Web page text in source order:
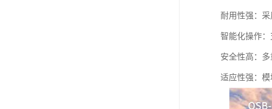
耐用性强：
智能化操作：
安全性高：多
适应性强：模